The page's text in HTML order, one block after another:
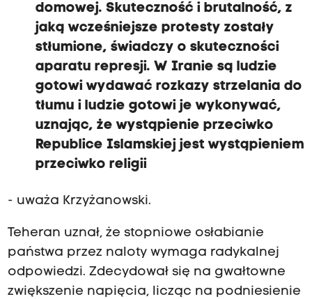
domowej. Skuteczność i brutalność, z
jaką wcześniejsze protesty zostały
stłumione, świadczy o skuteczności
aparatu represji. W Iranie są ludzie
gotowi wydawać rozkazy strzelania do
tłumu i ludzie gotowi je wykonywać,
uznając, że wystąpienie przeciwko
Republice Islamskiej jest wystąpieniem
przeciwko religii
- uważa Krzyżanowski.
Teheran uznał, że stopniowe osłabianie
państwa przez naloty wymaga radykalnej
odpowiedzi. Zdecydował się na gwałtowne
zwiększenie napięcia, licząc na podniesienie